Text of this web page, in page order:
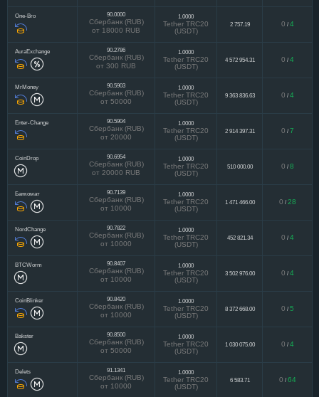
One-Bro 90.0000
Сбербанк (RUB)
от 18000 RUB
1.0000
Tether TRC20
(USDT)
2 757.19 0 / 4
AuraExchange 90.2786
Сбербанк (RUB)
от 300 RUB
1.0000
Tether TRC20
(USDT)
4 572 954.31 0 / 4
MrMoney 90.5903
Сбербанк (RUB)
от 50000
1.0000
Tether TRC20
(USDT)
9 363 836.63 0 / 4
Enter-Change 90.5904
Сбербанк (RUB)
от 20000
1.0000
Tether TRC20
(USDT)
2 914 397.31 0 / 7
CoinDrop 90.6954
Сбербанк (RUB)
от 20000 RUB
1.0000
Tether TRC20
(USDT)
510 000.00 0 / 8
Банкомат 90.7139
Сбербанк (RUB)
от 10000
1.0000
Tether TRC20
(USDT)
1 471 466.00 0 / 28
NordChange 90.7822
Сбербанк (RUB)
от 10000
1.0000
Tether TRC20
(USDT)
452 821.34 0 / 4
BTCWorm 90.8407
Сбербанк (RUB)
от 10000
1.0000
Tether TRC20
(USDT)
3 502 976.00 0 / 4
CoinBlinker 90.8420
Сбербанк (RUB)
от 10000
1.0000
Tether TRC20
(USDT)
8 372 668.00 0 / 5
Bakster 90.8500
Сбербанк (RUB)
от 50000
1.0000
Tether TRC20
(USDT)
1 030 075.00 0 / 4
Delets 91.1341
Сбербанк (RUB)
от 10000
1.0000
Tether TRC20
(USDT)
6 583.71 0 / 64